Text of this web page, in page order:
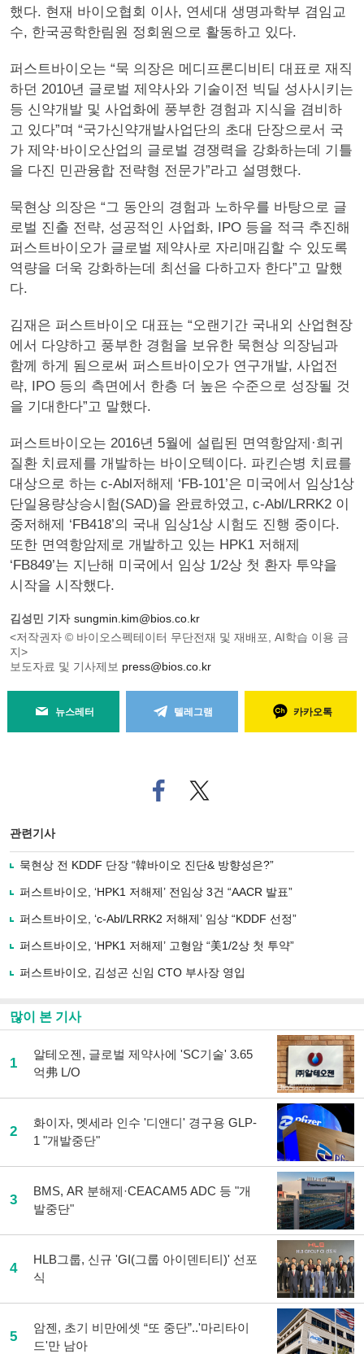
했다. 현재 바이오협회 이사, 연세대 생명과학부 겸임교
수, 한국공학한림원 정회원으로 활동하고 있다.
퍼스트바이오는 “묵 의장은 메디프론디비티 대표로 재직
하던 2010년 글로벌 제약사와 기술이전 빅딜 성사시키는
등 신약개발 및 사업화에 풍부한 경험과 지식을 겸비하
고 있다”며 “국가신약개발사업단의 초대 단장으로서 국
가 제약·바이오산업의 글로벌 경쟁력을 강화하는데 기틀
을 다진 민관융합 전략형 전문가”라고 설명했다.
묵현상 의장은 “그 동안의 경험과 노하우를 바탕으로 글
로벌 진출 전략, 성공적인 사업화, IPO 등을 적극 추진해
퍼스트바이오가 글로벌 제약사로 자리매김할 수 있도록
역량을 더욱 강화하는데 최선을 다하고자 한다”고 말했
다.
김재은 퍼스트바이오 대표는 “오랜기간 국내외 산업현장
에서 다양하고 풍부한 경험을 보유한 묵현상 의장님과
함께 하게 됨으로써 퍼스트바이오가 연구개발, 사업전
략, IPO 등의 측면에서 한층 더 높은 수준으로 성장될 것
을 기대한다”고 말했다.
퍼스트바이오는 2016년 5월에 설립된 면역항암제·희귀
질환 치료제를 개발하는 바이오텍이다. 파킨슨병 치료를
대상으로 하는 c-Abl저해제 ‘FB-101’은 미국에서 임상1상
단일용량상승시험(SAD)을 완료하였고, c-Abl/LRRK2 이
중저해제 ‘FB418’의 국내 임상1상 시험도 진행 중이다.
또한 면역항암제로 개발하고 있는 HPK1 저해제
‘FB849’는 지난해 미국에서 임상 1/2상 첫 환자 투약을
시작을 시작했다.
김성민 기자 sungmin.kim@bios.co.kr
<저작권자 © 바이오스펙테이터 무단전재 및 재배포, AI학습 이용 금
지>
보도자료 및 기사제보 press@bios.co.kr
뉴스레터 텔레그램 카카오톡
페
이
로
기
사
유
기
트위
터로
관련기사
묵현상 전 KDDF 단장 “韓바이오 진단& 방향성은?”
퍼스트바이오, ‘HPK1 저해제’ 전임상 3건 “AACR 발표”
퍼스트바이오, ‘c-Abl/LRRK2 저해제’ 임상 “KDDF 선정”
퍼스트바이오, ‘HPK1 저해제’ 고형암 “美1/2상 첫 투약”
퍼스트바이오, 김성곤 신임 CTO 부사장 영입
많이 본 기사
1
알테오젠, 글로벌 제약사에 'SC기술' 3.65
억弗 L/O
2
화이자, 멧세라 인수 '디앤디' 경구용 GLP-
1 "개발중단"
3
BMS, AR 분해제·CEACAM5 ADC 등 "개
발중단"
4
HLB그룹, 신규 'GI(그룹 아이덴티티)' 선포
식
5
암젠, 초기 비만에셋 “또 중단”..'마리타이
드'만 남아